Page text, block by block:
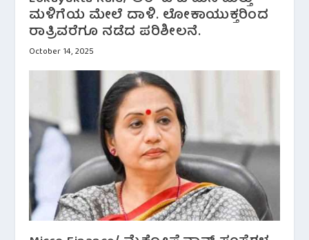
ಮಳಿಗೆಯ ಮೇಲೆ ದಾಳಿ. ಲೋಕಾಯುಕ್ತರಿಂದ
ರಾತ್ರಿವರೆಗೂ ನಡೆದ ಪರಿಶೀಲನೆ.
October 14, 2025